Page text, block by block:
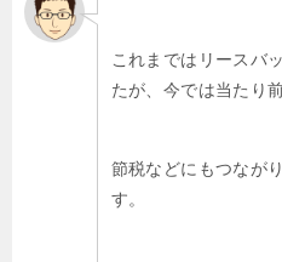
これまではリースバ
たが、今では当たり
節税などにもつなが
す。